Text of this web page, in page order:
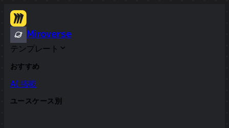
Miroverse
テンプレート
おすすめ
AI 搭載
ユースケース別